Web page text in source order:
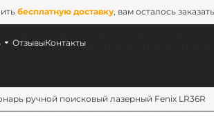
бесплатную доставку, вам осталось
ОтзывыКонтакты
ручной поисковый лазерный Fenix ​​LR36R